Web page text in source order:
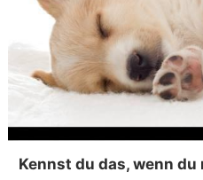
Kennst du das, wenn